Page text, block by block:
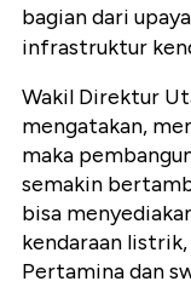
bagian dari
infrastruktur
Wakil Direktur
mengatakan,
maka
semakin
bisa
kendaraan
Pertamina dan